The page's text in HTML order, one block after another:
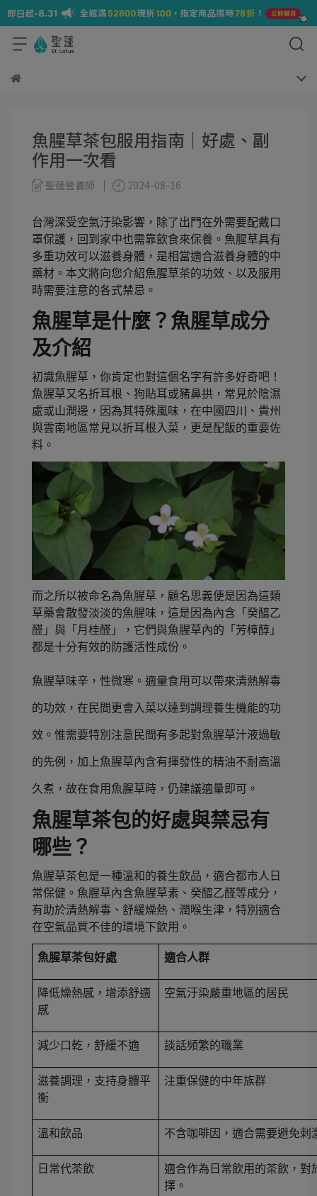
魚腥草茶包服用指南｜好處、副
作用一次看
聖蓮營養師 2024-08-16
台灣深受空氣汙染影響，除了出門在外需要配戴口
罩保護，回到家中也需靠飲食來保養。魚腥草具有
多重功效可以滋養身體，是相當適合滋養身體的中
藥材。本文將向您介紹魚腥草茶的功效、以及服用
時需要注意的各式禁忌。
魚腥草是什麼？魚腥草成分
及介紹
初識魚腥草，你肯定也對這個名字有許多好奇吧！
魚腥草又名折耳根、狗貼耳或豬鼻拱，常見於陰濕
處或山澗邊，因為其特殊風味，在中國四川、貴州
與雲南地區常見以折耳根入菜，更是配飯的重要佐
料。
而之所以被命名為魚腥草，顧名思義便是因為這類
草藥會散發淡淡的魚腥味，這是因為內含「癸醯乙
醛」與「月桂醛」，它們與魚腥草內的「芳樟醇」
都是十分有效的防護活性成份。
魚腥草味辛，性微寒。適量食用可以帶來清熱解毒
的功效，在民間更會入菜以達到調理養生機能的功
效。惟需要特別注意民間有多起對魚腥草汁液過敏
的先例，加上魚腥草內含有揮發性的精油不耐高溫
久煮，故在食用魚腥草時，仍建議適量即可。
魚腥草茶包的好處與禁忌有
哪些？
魚腥草茶包是一種溫和的養生飲品，適合都市人日
常保健。魚腥草內含魚腥草素、癸醯乙醛等成分，
有助於清熱解毒、舒緩燥熱、潤喉生津，特別適合
在空氣品質不佳的環境下飲用。
魚腥草茶包好處 適合人群
降低燥熱感，增添舒適
感
空氣汙染嚴重地區的居民
減少口乾，舒緩不適 談話頻繁的職業
滋養調理，支持身體平
衡
注重保健的中年族群
溫和飲品 不含咖啡因，適合需要避免刺
日常代茶飲
適合作為日常飲用的茶飲，對
擇。